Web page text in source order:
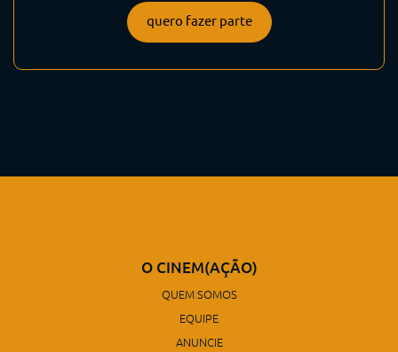
quero fazer parte
O CINEM(AÇÃO)
QUEM SOMOS
EQUIPE
ANUNCIE